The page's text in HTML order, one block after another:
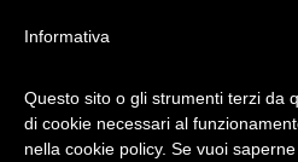
LA GIRAFFA
COLAZIONE IN
Informativa
Questo sito o gli strumenti terzi da
di cookie necessari al
nella cookie policy. Se vuoi